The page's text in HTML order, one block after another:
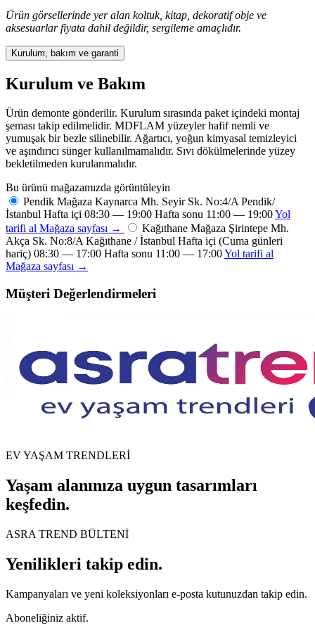
Ürün görsellerinde yer alan koltuk, kitap, dekoratif obje ve
aksesuarlar fiyata dahil değildir, sergileme amaçlıdır.
Kurulum, bakım ve garanti
Kurulum ve Bakım
Ürün demonte gönderilir. Kurulum sırasında paket içindeki montaj
şeması takip edilmelidir. MDFLAM yüzeyler hafif nemli ve
yumuşak bir bezle silinebilir. Ağartıcı, yoğun kimyasal temizleyici
ve aşındırıcı sünger kullanılmamalıdır. Sıvı dökülmelerinde yüzey
bekletilmeden kurulanmalıdır.
Bu ürünü mağazamızda görüntüleyin
Pendik Mağaza Kaynarca Mh. Seyir Sk. No:4/A Pendik/
İstanbul Hafta içi 08:30 — 19:00 Hafta sonu 11:00 — 19:00Yol
tarifi al Mağaza sayfası → Kağıthane Mağaza Şirintepe Mh.
Akça Sk. No:8/A Kağıthane / İstanbul Hafta içi (Cuma günleri
hariç) 08:30 — 17:00 Hafta sonu 11:00 — 17:00Yol tarifi al
Mağaza sayfası →
Müşteri Değerlendirmeleri
EV YAŞAM TRENDLERİ
Yaşam alanınıza uygun tasarımları
keşfedin.
ASRA TREND BÜLTENİ
Yenilikleri takip edin.
Kampanyaları ve yeni koleksiyonları e-posta kutunuzdan takip edin.
Aboneliğiniz aktif.